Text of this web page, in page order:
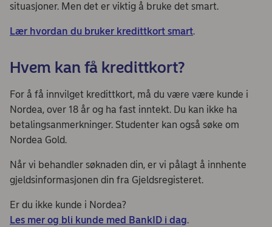
situasjoner. Men det er viktig å bruke det smart.
Lær hvordan du bruker kredittkort smart.
Hvem kan få kredittkort?
For å få innvilget kredittkort, må du være være kunde i
Nordea, over 18 år og ha fast inntekt. Du kan ikke ha
betalingsanmerkninger. Studenter kan også søke om
Nordea Gold.
Når vi behandler søknaden din, er vi pålagt å innhente
gjeldsinformasjonen din fra Gjeldsregisteret.
Er du ikke kunde i Nordea?
Les mer og bli kunde med BankID i dag.